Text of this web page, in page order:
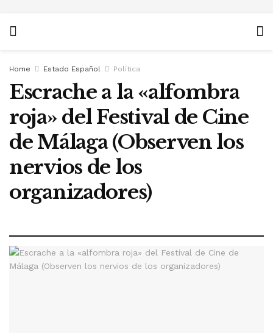
Home Estado Español Política
Escrache a la «alfombra
roja» del Festival de Cine
de Málaga (Observen los
nervios de los
organizadores)